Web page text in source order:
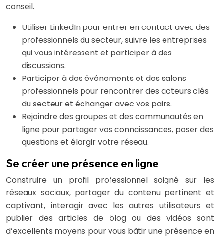
conseil.
Utiliser LinkedIn pour entrer en contact avec des
professionnels du secteur, suivre les entreprises
qui vous intéressent et participer à des
discussions.
Participer à des événements et des salons
professionnels pour rencontrer des acteurs clés
du secteur et échanger avec vos pairs.
Rejoindre des groupes et des communautés en
ligne pour partager vos connaissances, poser des
questions et élargir votre réseau.
Se créer une présence en ligne
Construire un profil professionnel soigné sur les
réseaux sociaux, partager du contenu pertinent et
captivant, interagir avec les autres utilisateurs et
publier des articles de blog ou des vidéos sont
d’excellents moyens pour vous bâtir une présence en